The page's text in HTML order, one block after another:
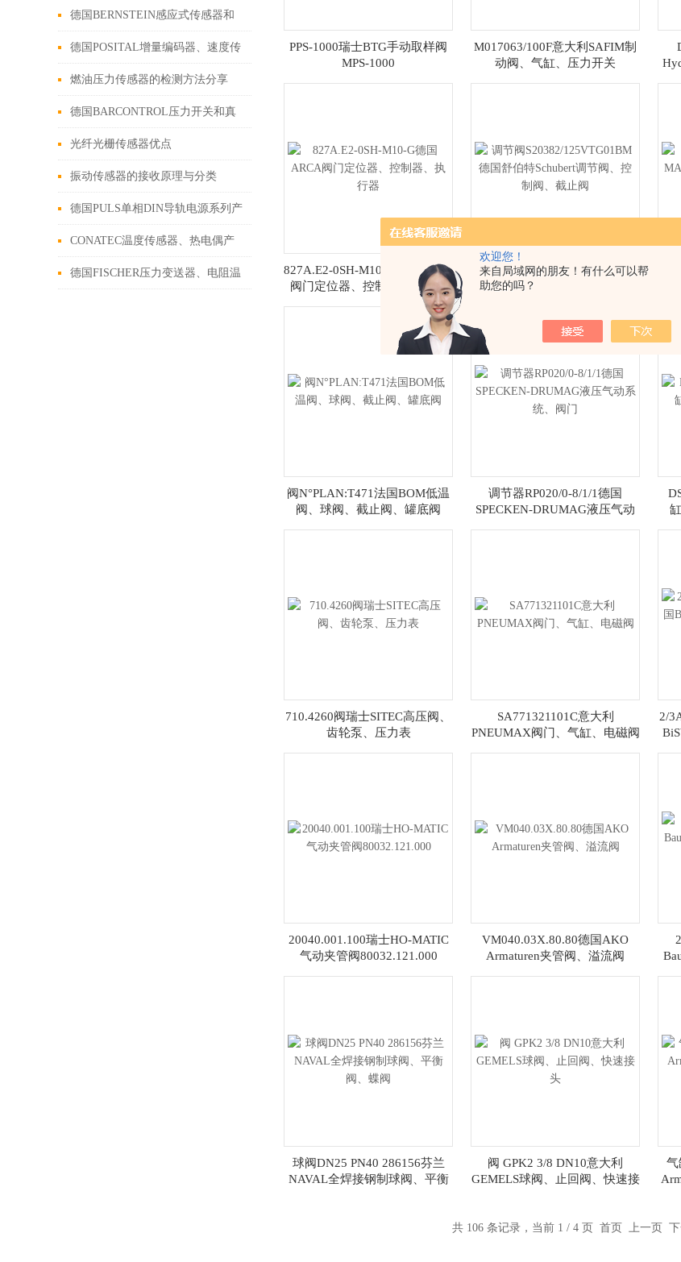
欢迎您！
来自局域网的朋友！有什么可以帮
助您的吗？
板仪表介绍
德国BERNSTEIN感应式传感器和
磁性开关介绍
德国POSITAL增量编码器、速度传
感器介绍
燃油压力传感器的检测方法分享
德国BARCONTROL压力开关和真
空开关介绍
光纤光栅传感器优点
振动传感器的接收原理与分类
德国PULS单相DIN导轨电源系列产
品介绍
CONATEC温度传感器、热电偶产
品介绍
德国FISCHER压力变送器、电阻温
PPS-1000瑞士BTG手动取样阀
MPS-1000
M017063/100F意大利SAFIM制
动阀、气缸、压力开关
827A.E2-0SH-M10-G德国ARCA
阀门定位器、控制器、执行器
调节阀S20382/125VTG01BM德
国舒伯特Schubert调节阀、控制
阀N°PLAN:T471法国BOM低温
阀、球阀、截止阀、罐底阀
调节器RP020/0-8/1/1德国
SPECKEN-DRUMAG液压气动
710.4260阀瑞士SITEC高压阀、
齿轮泵、压力表
SA771321101C意大利
PNEUMAX阀门、气缸、电磁阀
2/
20040.001.100瑞士HO-MATIC
气动夹管阀80032.121.000
VM040.03X.80.80德国AKO
Armaturen夹管阀、溢流阀
球阀DN25 PN40 286156芬兰
NAVAL全焊接钢制球阀、平衡
阀 GPK2 3/8 DN10意大利
GEMELS球阀、止回阀、快速接
气
共 106 条记录，当前 1 / 4 页 首页 上一页